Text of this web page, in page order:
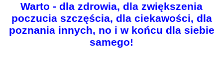
Warto - dla zdrowia, dla zwiększenia
poczucia szczęścia, dla ciekawości, dla
poznania innych, no i w końcu dla siebie
samego!